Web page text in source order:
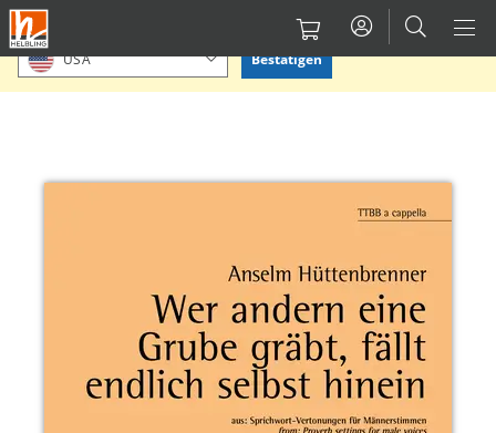
Direkt
zum
Inhalt
Bitte Standort bestätigen oder einen anderen auswählen.
USA Bestätigen